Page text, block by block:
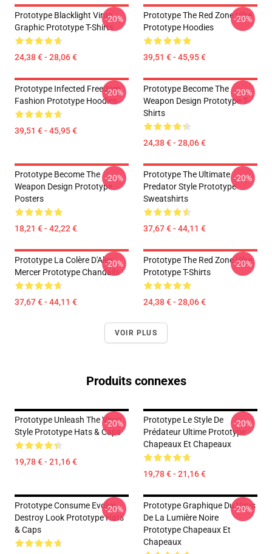
Prototype Blacklight Virus
Graphic Prototype T-Shirts
24,38 € - 28,06 €
-20%
Prototype The Red Zone Vibe
Prototype Hoodies
39,51 € - 45,95 €
-20%
Prototype Infected Freedom
Fashion Prototype Hoodies
39,51 € - 45,95 €
-20%
Prototype Become The
Weapon Design Prototype T-
Shirts
24,38 € - 28,06 €
-20%
Prototype Become The
Weapon Design Prototype
Posters
18,21 € - 42,22 €
-20%
Prototype The Ultimate
Predator Style Prototype
Sweatshirts
37,67 € - 44,11 €
-20%
Prototype La Colère D'Alex
Mercer Prototype Chandails
37,67 € - 44,11 €
-20%
Prototype The Red Zone Vibe
Prototype T-Shirts
24,38 € - 28,06 €
-20%
VOIR PLUS
Produits connexes
Prototype Unleash The Virus
Style Prototype Hats & Caps
19,78 € - 21,16 €
-20%
Prototype Le Style De
Prédateur Ultime Prototype
Chapeaux Et Chapeaux
19,78 € - 21,16 €
-20%
Prototype Consume Evolve
Destroy Look Prototype Hats
& Caps
-20%
Prototype Graphique Du Virus
De La Lumière Noire
Prototype Chapeaux Et
Chapeaux
-20%